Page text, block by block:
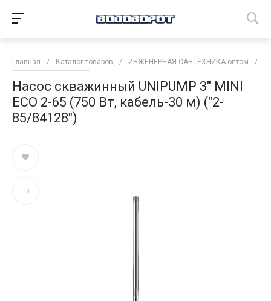
Главная / Каталог товаров / ИНЖЕНЕРНАЯ САНТЕХНИКА оптом /
Насос скважинный UNIPUMP 3" MINI
ECO 2-65 (750 Вт, кабель-30 м) ("2-
85/84128")